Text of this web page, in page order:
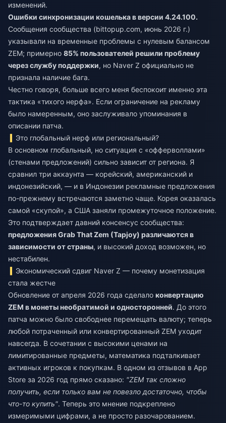
изменений.
Ошибки синхронизации кошелька в версии 4.24.100.
Сообщения сообщества (bittopup.com, июнь 2026 г.)
указывали на временные проблемы с нулевым балансом
ZEM; примерно 85% пользователей решили проблему
через службу поддержки, но Naver Z официально не
признала наличие бага.
Честно говоря, больше всего меня беспокоит именно эта
тактика «тихого нерфа». Если ограничение на рекламу
было намеренным, оно заслуживало упоминания в
описании патча.
Это глобальный нерф или региональный?
В основном глобальный, но ситуация с «офферволлами»
(стенами предложений) сильно зависит от региона. Я
сравнил три аккаунта — корейский, американский и
индонезийский, — и в Индонезии рекламные предложения
по-прежнему встречаются заметно чаще. Корея оказалась
самой «скупой», а США заняли промежуточное положение.
Это подтверждает давний консенсус сообщества:
предложения Grab That Zem (Tapjoy) различаются в
зависимости от страны, и высокий доход возможен, но
нестабилен.
Экономический сдвиг Naver Z — почему монетизация
стала жестче
Обновление от апреля 2026 года сделало конвертацию
ZEM в монеты необратимой и односторонней. До этого
патча можно было свободнее перемещать валюту; теперь
любой потраченный или конвертированный ZEM уходит
навсегда. В сочетании с высокими ценами на
лимитированные предметы, математика подталкивает
активных игроков к покупкам. В одном из отзывов в App
Store за 2026 год прямо сказано: "ZEM так сложно
получить, если только вам не повезло достаточно, чтобы
что-то купить". Теперь это мнение подкреплено
измеримыми цифрами, а не просто разочарованием.